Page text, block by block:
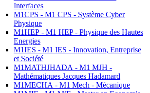
Interfaces
M1CPS - M1 CPS - Système Cyber
Physique
M1HEP - M1 HEP - Physique des Hautes
Energies
M1IES - M1 IES - Innovation, Entreprise
et Société
M1MATHJHADA - M1 MJH -
Mathématiques Jacques Hadamard
M1MECHA - M1 Mech - Mécanique